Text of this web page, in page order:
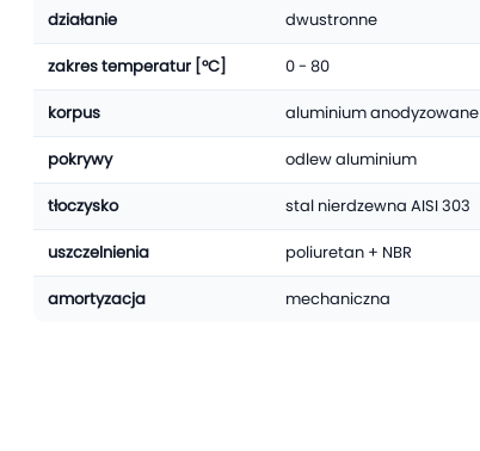
działanie dwustronne
zakres temperatur [°C] 0 - 80
korpus aluminium anodyzowane
pokrywy odlew aluminium
tłoczysko stal nierdzewna AISI 303
uszczelnienia poliuretan + NBR
amortyzacja mechaniczna